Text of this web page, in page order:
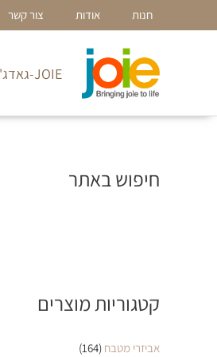
לתוכן
חנות אודות צור קשר
JOIE-גאדג'טים למטבח
חיפוש באתר
קטגוריות מוצרים
אביזרי מטבח (164)